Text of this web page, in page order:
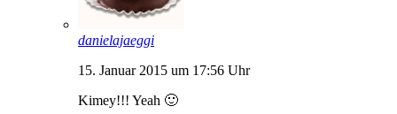
danielajaeggi
15. Januar 2015 um 17:56 Uhr
Kimey!!! Yeah 🙂